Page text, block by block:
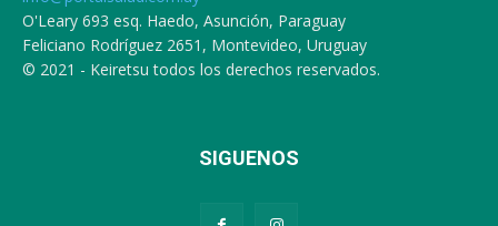
O'Leary 693 esq. Haedo, Asunción, Paraguay
Feliciano Rodríguez 2651, Montevideo, Uruguay
© 2021 - Keiretsu todos los derechos reservados.
SIGUENOS